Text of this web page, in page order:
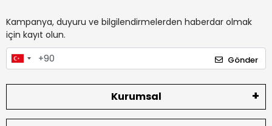
Kampanya, duyuru ve bilgilendirmelerden haberdar olmak
için kayıt olun.
Gönder
Kurumsal